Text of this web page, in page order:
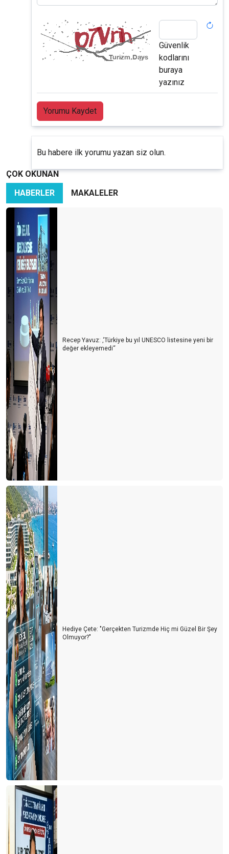
Güvenlik
kodlarını
buraya
yazınız
Yorumu Kaydet
Bu habere ilk yorumu yazan siz olun.
ÇOK OKUNAN
HABERLER
MAKALELER
Recep Yavuz: ‚‘Türkiye bu yıl UNESCO listesine yeni bir
değer ekleyemedi‘‘
Hediye Çete: "Gerçekten Turizmde Hiç mi Güzel Bir Şey
Olmuyor?"